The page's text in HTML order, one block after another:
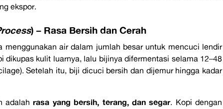
ekspor.
) – Rasa Bersih dan Cerah
menggunakan air dalam jumlah besar untuk mencuci lendir
dikupas kulit luarnya, lalu bijinya difermentasi selama 12–48
Setelah itu, biji dicuci bersih dan dijemur hingga kadar
adalahrasa yang bersih, terang, dan segar. Kopi dengan